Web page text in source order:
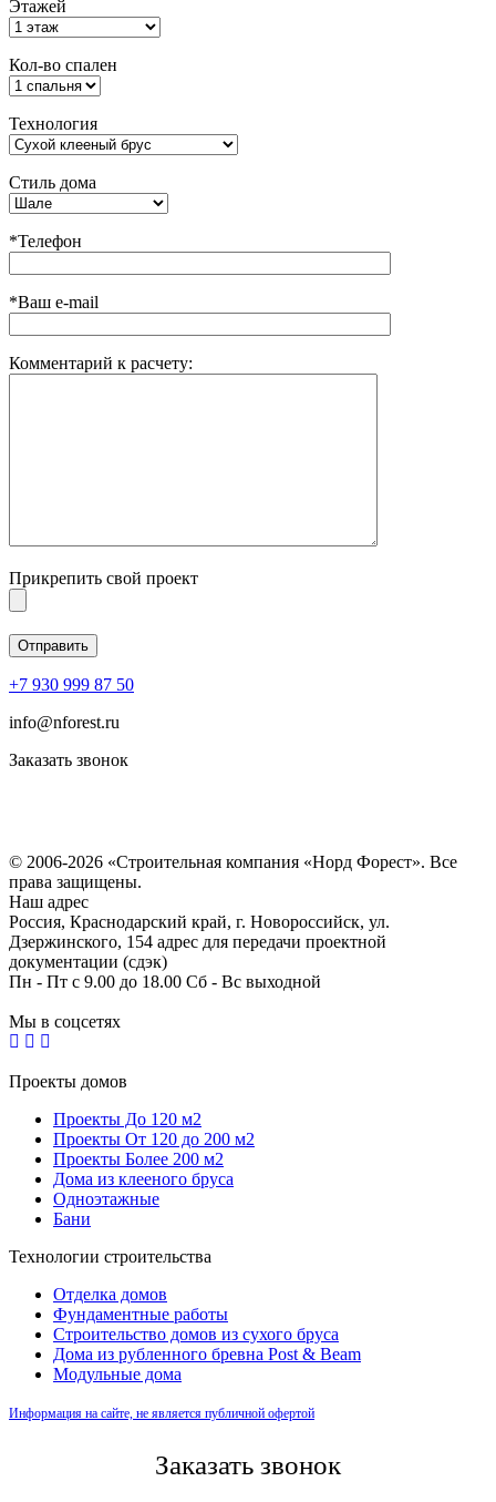
Этажей
Кол-во спален
Технология
Стиль дома
*Телефон
*Ваш e-mail
Комментарий к расчету:
Прикрепить свой проект
+7 930 999 87 50
info@nforest.ru
Заказать звонок
© 2006-2026 «Строительная компания «Норд Форест». Все
права защищены.
Наш адрес
Россия, Краснодарский край, г. Новороссийск, ул.
Дзержинского, 154 адрес для передачи проектной
документации (сдэк)
Пн - Пт с 9.00 до 18.00 Сб - Вс выходной
Мы в соцсетях
Проекты домов
Проекты До 120 м2
Проекты От 120 до 200 м2
Проекты Более 200 м2
Дома из клееного бруса
Одноэтажные
Бани
Технологии строительства
Отделка домов
Фундаментные работы
Строительство домов из сухого бруса
Дома из рубленного бревна Post & Beam
Модульные дома
Информация на сайте, не является публичной офертой
Заказать звонок